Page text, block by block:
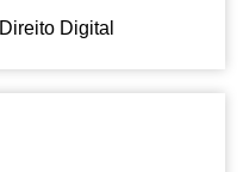
Direito Digital